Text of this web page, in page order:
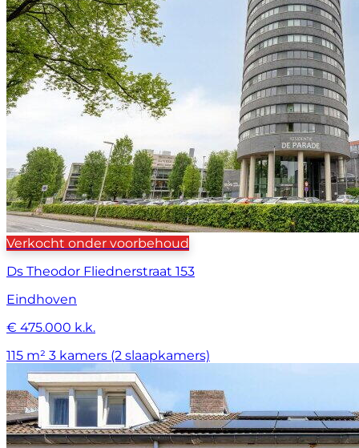
Verkocht onder voorbehoud
Ds Theodor Fliednerstraat 153
Eindhoven
€ 475.000 k.k.
115 m² 3 kamers (2 slaapkamers)